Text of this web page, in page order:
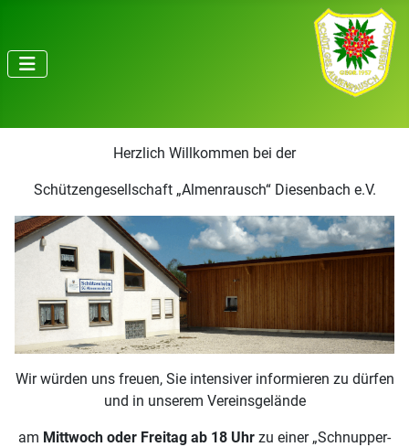
Herzlich Willkommen bei der
Schützengesellschaft „Almenrausch“ Diesenbach e.V.
Wir würden uns freuen, Sie intensiver informieren zu dürfen
und in unserem Vereinsgelände
am Mittwoch oder Freitag ab 18 Uhr zu einer „Schnupper-